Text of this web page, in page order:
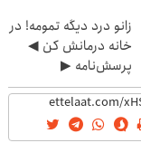
زانو درد دیگه تمومه! در
خانه درمانش کن ◀
پرسش‌نامه ▶